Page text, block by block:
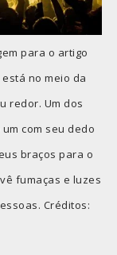
para o artigo
no meio da
redor. Um dos
com seu dedo
braços para o
fumaças e luzes
Créditos: